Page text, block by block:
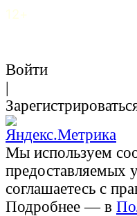
12+
Войти
|
Мы используем
предоставляемых
соглашаетесь с
Подробнее — в